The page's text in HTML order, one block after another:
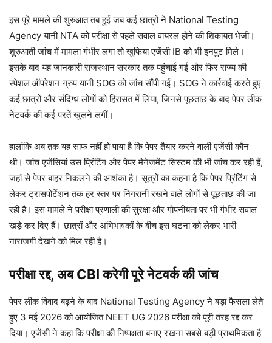
इस पूरे मामले की शुरुआत तब हुई जब कई छात्रों ने National Testing
Agency यानी NTA को परीक्षा से पहले सवाल वायरल होने की शिकायत भेजी।
शुरुआती जांच में मामला गंभीर लगा तो खुफिया एजेंसी IB को भी इनपुट मिले।
इसके बाद यह जानकारी राजस्थान सरकार तक पहुंचाई गई और फिर राज्य की
स्पेशल ऑपरेशन ग्रुप यानी SOG को जांच सौंपी गई। SOG ने कार्रवाई करते हुए
कई छात्रों और संदिग्ध लोगों को हिरासत में लिया, जिनसे पूछताछ के बाद पेपर लीक
नेटवर्क की कई परतें खुलने लगीं।
हालांकि अब तक यह साफ नहीं हो पाया है कि पेपर तैयार करने वाली एजेंसी कौन
थी। जांच एजेंसियां उस प्रिंटिंग और पेपर मैनेजमेंट सिस्टम की भी जांच कर रही हैं,
जहां से पेपर बाहर निकलने की आशंका है। सूत्रों का कहना है कि पेपर प्रिंटिंग से
लेकर ट्रांसपोर्टेशन तक हर स्तर पर निगरानी रखने वाले लोगों से पूछताछ की जा
रही है। इस मामले ने परीक्षा प्रणाली की सुरक्षा और गोपनीयता पर भी गंभीर सवाल
खड़े कर दिए हैं। छात्रों और अभिभावकों के बीच इस घटना को लेकर भारी
नाराजगी देखने को मिल रही है।
परीक्षा रद्द, अब CBI करेगी पूरे नेटवर्क की जांच
पेपर लीक विवाद बढ़ने के बाद National Testing Agency ने बड़ा फैसला लेते
हुए 3 मई 2026 को आयोजित NEET UG 2026 परीक्षा को पूरी तरह रद्द कर
दिया। एजेंसी ने कहा कि परीक्षा की निष्पक्षता बनाए रखना सबसे बड़ी प्राथमिकता है